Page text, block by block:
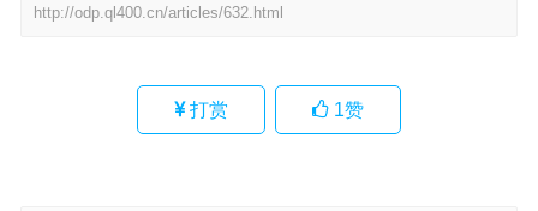
http://odp.ql400.cn/articles/632.html
打赏 1赞